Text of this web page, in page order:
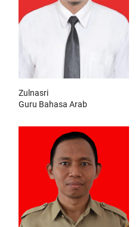
Zulnasri
Guru Bahasa Arab